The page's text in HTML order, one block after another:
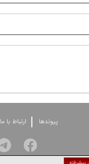
پيوندها ارتباط با ما